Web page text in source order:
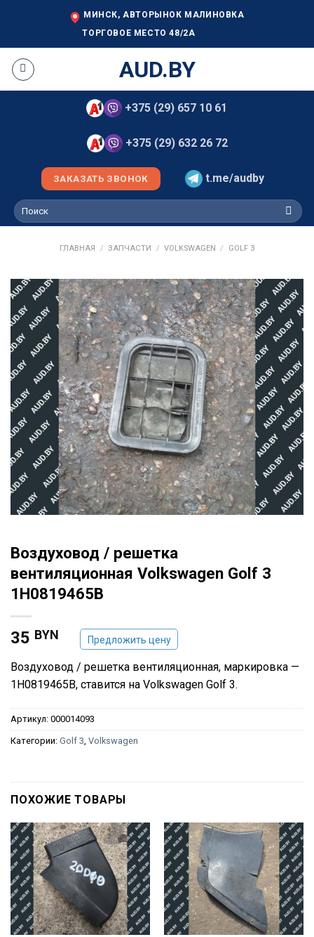
МИНСК, АВТОРЫНОК МАЛИНОВКА
ТОРГОВОЕ МЕСТО 48/2А
AUD.BY
+375 (29) 657 10 61
+375 (29) 632 26 72
ЗАКАЗАТЬ ЗВОНОК t.me/audby
Искать:
ГЛАВНАЯ / ЗАПЧАСТИ / VOLKSWAGEN / GOLF 3
Воздуховод / решетка
вентиляционная Volkswagen Golf 3
1H0819465B
35 BYN Предложить цену
Воздуховод / решетка вентиляционная, маркировка —
1H0819465B, ставится на Volkswagen Golf 3.
Артикул: 000014093
Категории: Golf 3 Volkswagen
ПОХОЖИЕ ТОВАРЫ